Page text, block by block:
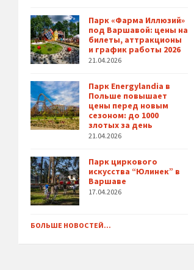
Парк «Фарма Иллюзий»
под Варшавой: цены на
билеты, аттракционы
и график работы 2026
21.04.2026
Парк Energylandia в
Польше повышает
цены перед новым
сезоном: до 1000
злотых за день
21.04.2026
Парк циркового
искусства “Юлинек” в
Варшаве
17.04.2026
БОЛЬШЕ НОВОСТЕЙ...